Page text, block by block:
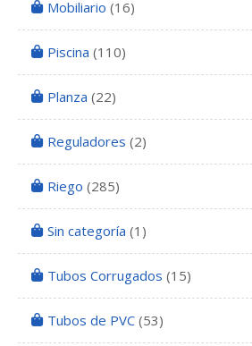
Mobiliario (16)
Piscina (110)
Planza (22)
Reguladores (2)
Riego (285)
Sin categoría (1)
Tubos Corrugados (15)
Tubos de PVC (53)